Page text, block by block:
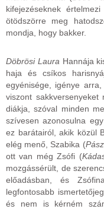
kifejezéseknek
ötödszörre meg
mondja, hogy bakker.
Döbrösi Laura Hannája
haja és csíkos
egyénisége, igénye
viszont
diákja, szóval minden
szívesen azonosulna
ez barátairól, akik közül
elég menő, Szabika (
ott van még Zsófi (
mozgássérült, de
előadásban, és
legfontosabb
és nem is kérném